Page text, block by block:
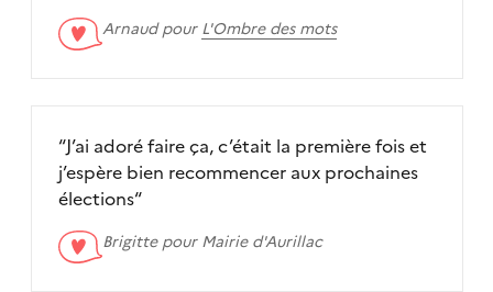
Arnaud pourL'Ombre des mots
“J’ai adoré faire ça, c’était la première fois et
j’espère bien recommencer aux prochaines
élections“
Brigitte pourMairie d'Aurillac